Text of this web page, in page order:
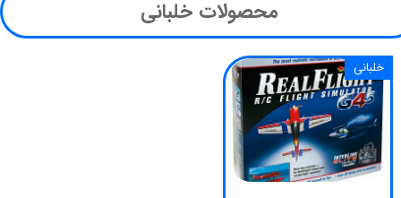
خلبانی
محصولات خلبانی​​​​​​​